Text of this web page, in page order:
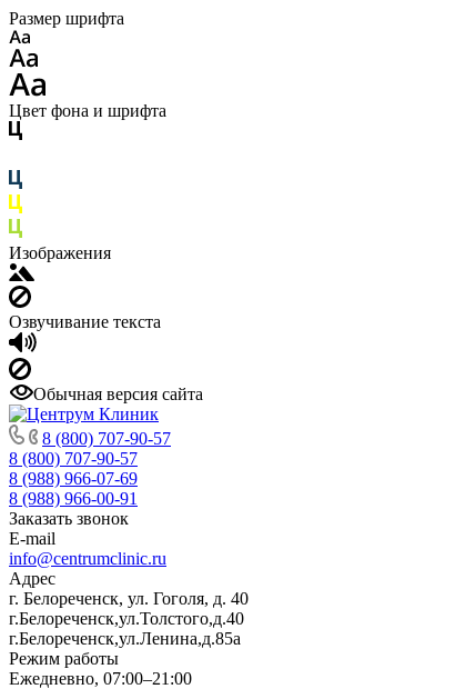
Размер шрифта
Цвет фона и шрифта
Изображения
Озвучивание текста
Обычная версия сайта
8 (800) 707-90-57
8 (800) 707-90-57
8 (988) 966-07-69
8 (988) 966-00-91
Заказать звонок
E-mail
info@centrumclinic.ru
Адрес
г. Белореченск, ул. Гоголя, д. 40
г.Белореченск,ул.Толстого,д.40
г.Белореченск,ул.Ленина,д.85а
Режим работы
Ежедневно, 07:00–21:00